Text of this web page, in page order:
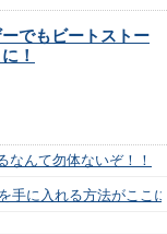
でもビートストー
！
なんて勿体ないぞ！！
手に入れる方法がここ